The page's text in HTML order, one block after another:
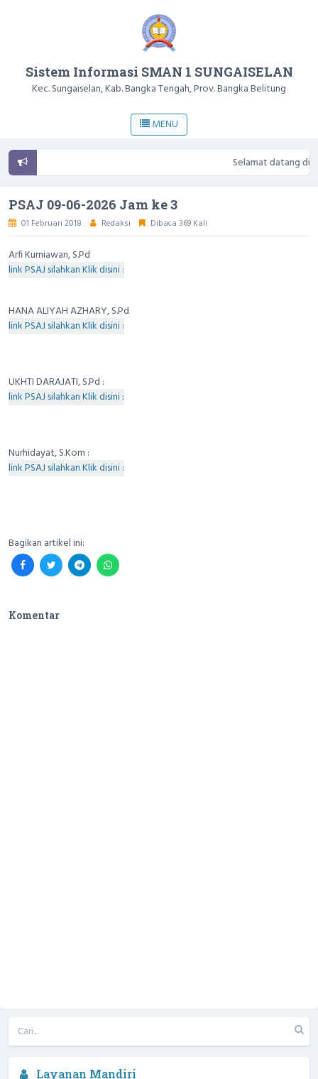
Sistem Informasi SMAN 1 SUNGAISELAN
Kec. Sungaiselan, Kab. Bangka Tengah, Prov. Bangka Belitung
MENU
Selamat datang di
PSAJ 09-06-2026 Jam ke 3
01 Februari 2018 Redaksi Dibaca 369 Kali
Arfi Kurniawan, S.Pd
link PSAJ silahkan Klik disini :
HANA ALIYAH AZHARY, S.Pd
link PSAJ silahkan Klik disini :
UKHTI DARAJATI, S.Pd :
link PSAJ silahkan Klik disini :
Nurhidayat, S.Kom :
link PSAJ silahkan Klik disini :
Bagikan artikel ini:
Komentar
Layanan Mandiri